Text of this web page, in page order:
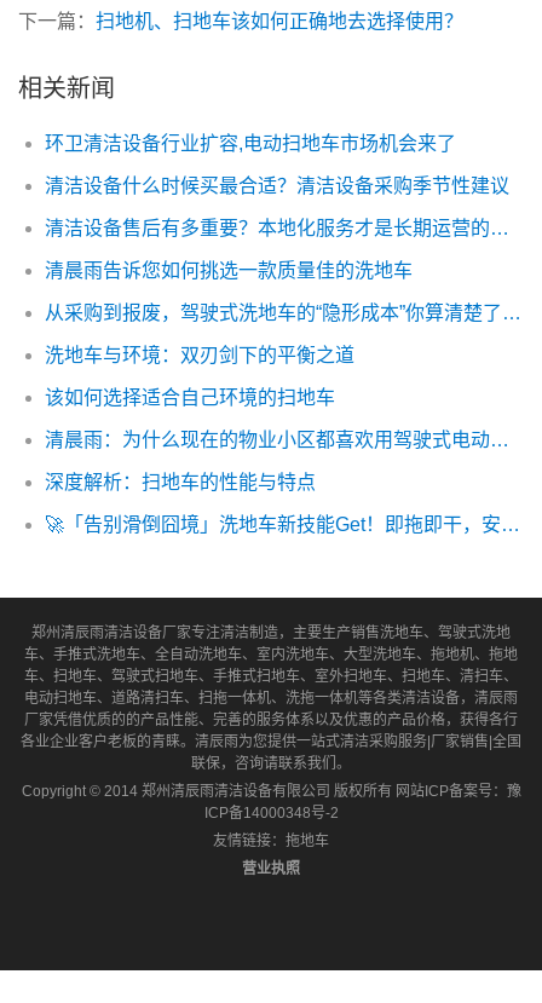
下一篇： 扫地机、扫地车该如何正确地去选择使用？
相关新闻
环卫清洁设备行业扩容,电动扫地车市场机会来了
清洁设备什么时候买最合适？清洁设备采购季节性建议
清洁设备售后有多重要？本地化服务才是长期运营的核心保障
清晨雨告诉您如何挑选一款质量佳的洗地车
从采购到报废，驾驶式洗地车的“隐形成本”你算清楚了吗？
洗地车与环境：双刃剑下的平衡之道
该如何选择适合自己环境的扫地车
清晨雨：为什么现在的物业小区都喜欢用驾驶式电动扫地车
深度解析：扫地车的性能与特点
🚀「告别滑倒囧境」洗地车新技能Get！即拖即干，安全指数MAX！💪
郑州清辰雨清洁设备厂家专注清洁制造，主要生产销售洗地车、驾驶式洗地
车、手推式洗地车、全自动洗地车、室内洗地车、大型洗地车、拖地机、拖地
车、扫地车、驾驶式扫地车、手推式扫地车、室外扫地车、扫地车、清扫车、
电动扫地车、道路清扫车、扫拖一体机、洗拖一体机等各类清洁设备，清辰雨
厂家凭借优质的的产品性能、完善的服务体系以及优惠的产品价格，获得各行
各业企业客户老板的青睐。清辰雨为您提供一站式清洁采购服务|厂家销售|全国
联保，咨询请联系我们。
Copyright © 2014 郑州清辰雨清洁设备有限公司 版权所有 网站ICP备案号： 豫
ICP备14000348号-2
友情链接： 拖地车
营业执照